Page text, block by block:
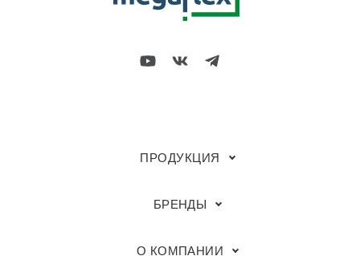
ПРОДУКЦИЯ
БРЕНДЫ
О КОМПАНИИ